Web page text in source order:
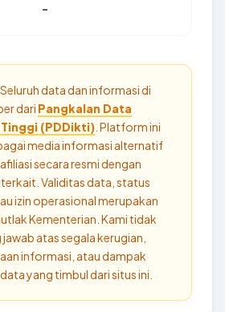
-
Seluruh data dan informasi di
dari Pangkalan Data
(PDDikti) . Platform ini
media informasi alternatif
secara resmi dengan
Validitas data, status
izin operasional merupakan
Kementerian. Kami tidak
atas segala kerugian,
informasi, atau dampak
yang timbul dari situs ini.